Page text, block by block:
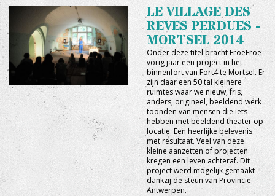
LE VILLAGE DES
REVES PERDUES -
MORTSEL 2014
Onder deze titel bracht FroeFroe
vorig jaar een project in het
binnenfort van Fort4 te Mortsel. Er
zijn daar een 50 tal kleinere
ruimtes waar we nieuw, fris,
anders, origineel, beeldend werk
toonden van mensen die iets
hebben met beeldend theater op
locatie. Een heerlijke belevenis
met resultaat. Veel van deze
kleine aanzetten of projecten
kregen een leven achteraf. Dit
project werd mogelijk gemaakt
dankzij de steun van Provincie
Antwerpen.